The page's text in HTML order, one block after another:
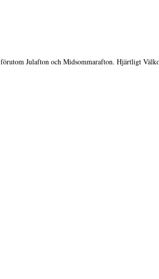
Julafton och Midsommarafton. Hjärtligt